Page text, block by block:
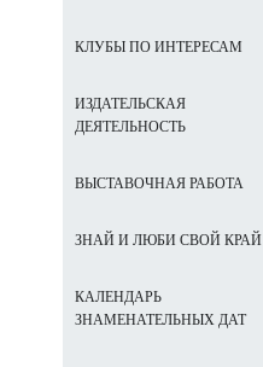
КЛУБЫ ПО ИНТЕРЕСАМ
ИЗДАТЕЛЬСКАЯ
ДЕЯТЕЛЬНОСТЬ
ВЫСТАВОЧНАЯ РАБОТА
ЗНАЙ И ЛЮБИ СВОЙ КРАЙ
КАЛЕНДАРЬ
ЗНАМЕНАТЕЛЬНЫХ ДАТ